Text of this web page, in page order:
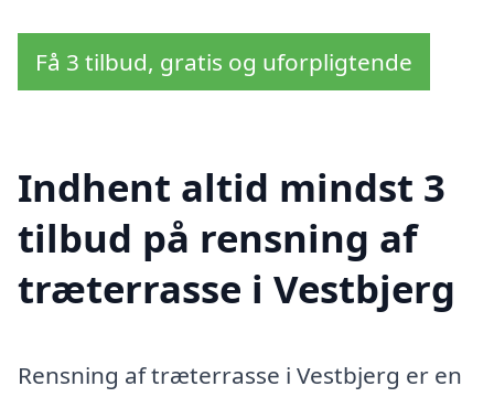
Få 3 tilbud, gratis og uforpligtende
Indhent altid mindst 3
tilbud på rensning af
træterrasse i Vestbjerg
Rensning af træterrasse i Vestbjerg er en